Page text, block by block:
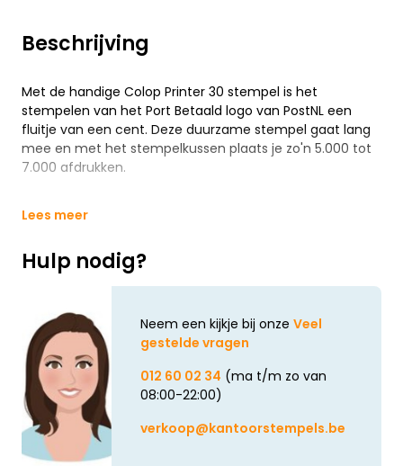
Beschrijving
Met de handige Colop Printer 30 stempel is het
stempelen van het Port Betaald logo van PostNL een
fluitje van een cent. Deze duurzame stempel gaat lang
mee en met het stempelkussen plaats je zo'n 5.000 tot
7.000 afdrukken.
Lees meer
Hulp nodig?
Neem een kijkje bij onze Veel
gestelde vragen
012 60 02 34 (ma t/m zo van
08:00-22:00)
verkoop@kantoorstempels.be